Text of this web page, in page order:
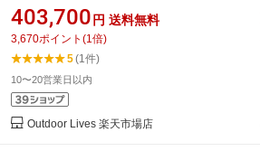
シンク ラージボウル1100＋お得なガ
ーデンパンセット｜タイル製で傷つき
にくい｜テック堂直送！
403,700 円 送料無料
3,670ポイント (1倍)
5(1件)
10〜20営業日以内
Outdoor Lives 楽天市場店